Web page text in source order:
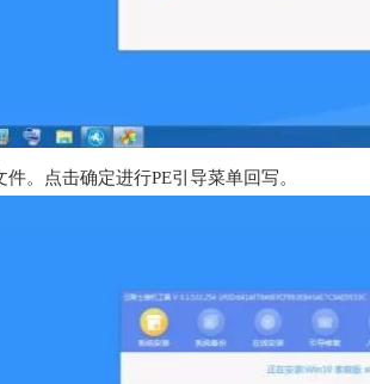
件。点击确定进行PE引导菜单回写。